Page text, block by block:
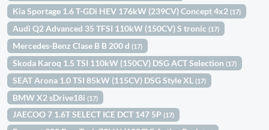
Kia Sportage 1.6 T-GDi HEV 176kW (239CV) Concept 4x2(17)
Audi Q2 Advanced 35 TFSI 110kW (150CV) S tronic(17)
Mercedes-Benz Clase B B 200 d(17)
Skoda Karoq 1.5 TSI 110kW (150CV) DSG ACT Selection(17)
SEAT Arona 1.0 TSI 85kW (115CV) DSG Style XL(17)
BMW X2 sDrive18i(17)
JAECOO 7 1.6T SELECT ICE DCT 147 5P(17)